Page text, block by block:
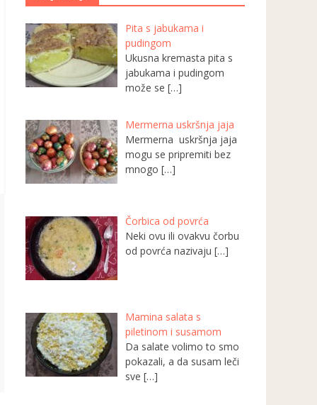
Pita s jabukama i
pudingom
Ukusna kremasta pita s
jabukama i pudingom
može se […]
Mermerna uskršnja jaja
Mermerna uskršnja jaja
mogu se pripremiti bez
mnogo […]
Čorbica od povrća
Neki ovu ili ovakvu čorbu
od povrća nazivaju […]
Mamina salata s
piletinom i susamom
Da salate volimo to smo
pokazali, a da susam leči
sve […]